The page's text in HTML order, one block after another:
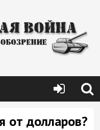
от долларов?